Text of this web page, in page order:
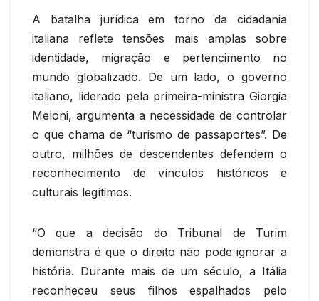
A batalha jurídica em torno da cidadania
italiana reflete tensões mais amplas sobre
identidade, migração e pertencimento no
mundo globalizado. De um lado, o governo
italiano, liderado pela primeira-ministra Giorgia
Meloni, argumenta a necessidade de controlar
o que chama de “turismo de passaportes”. De
outro, milhões de descendentes defendem o
reconhecimento de vínculos históricos e
culturais legítimos.
“O que a decisão do Tribunal de Turim
demonstra é que o direito não pode ignorar a
história. Durante mais de um século, a Itália
reconheceu seus filhos espalhados pelo